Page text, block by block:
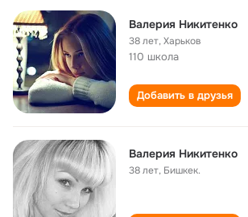
Валерия Никитенко
38 лет,Харьков
110 школа
Добавить в друзья
Валерия Никитенко
38 лет, Бишкек.